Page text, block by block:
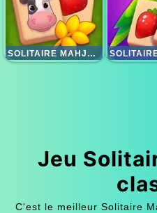
SOLITAIRE MAHJONG FARM
Jeu
C'est le meilleur Solitaire